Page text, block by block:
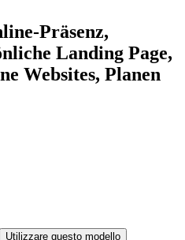
Präsenz,
Landing Page,
Websites, Planen
Utilizzare questo modello